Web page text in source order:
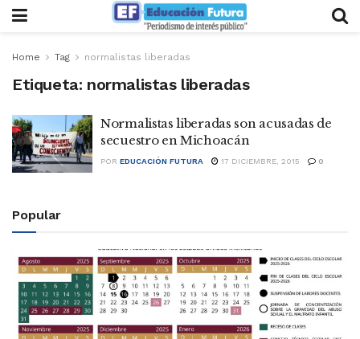
Home Tag normalistas liberadas
Etiqueta: normalistas liberadas
Normalistas liberadas son acusadas de
secuestro en Michoacán
POR EDUCACIÓN FUTURA 17 DICIEMBRE, 2015 0
Popular